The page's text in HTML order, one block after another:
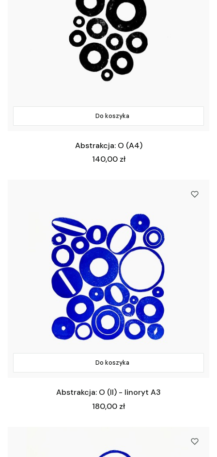
Do koszyka
Abstrakcja: O (A4)
Cena
140,00 zł
Do koszyka
Abstrakcja: O (II) - linoryt A3
Cena
180,00 zł